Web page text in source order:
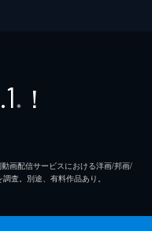
※ ！
画配信サービスにおける洋画/邦画/
査。別途、有料作品あり。